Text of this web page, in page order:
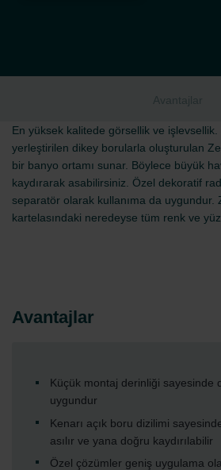
Avantajlar
En yüksek kalitede görsellik ve
yerleştirilen dikey borularla oluşturulan
bir banyo ortamı sunar. Böylece büyük
kaydırarak asabilirsiniz. Özel dekoratif
separatör olarak kullanıma da uygundur.
kartelasındaki neredeyse tüm renk ve
Avantajlar
Küçük montaj derinliği sayesinde
uygundur
Kenarı açık boru dizilimi
asılır ve yana doğru kaydırılabilir
Özel çözümler geniş uygulama